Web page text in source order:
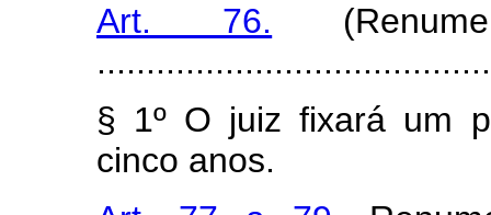
Art. 76.
§ 1º O juiz fixará um
cinco anos.